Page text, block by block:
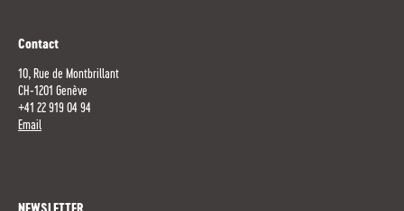
Contact
10, Rue de Montbrillant
CH-1201 Genève
+41 22 919 04 94
Email